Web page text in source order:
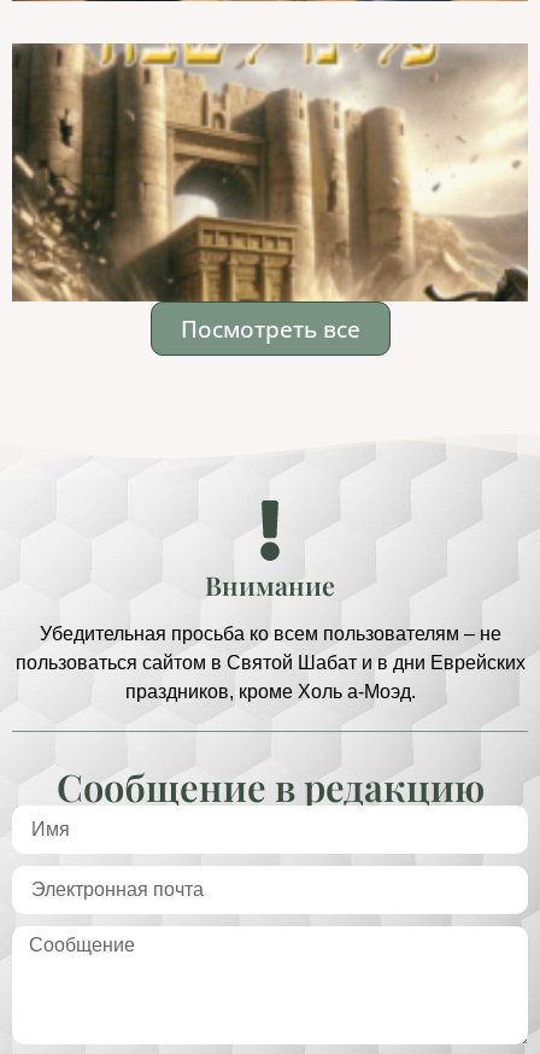
Посмотреть все
Внимание
Убедительная просьба ко всем пользователям – не
пользоваться сайтом в Святой Шабат и в дни Еврейских
праздников, кроме Холь а-Моэд.
Сообщение в редакцию